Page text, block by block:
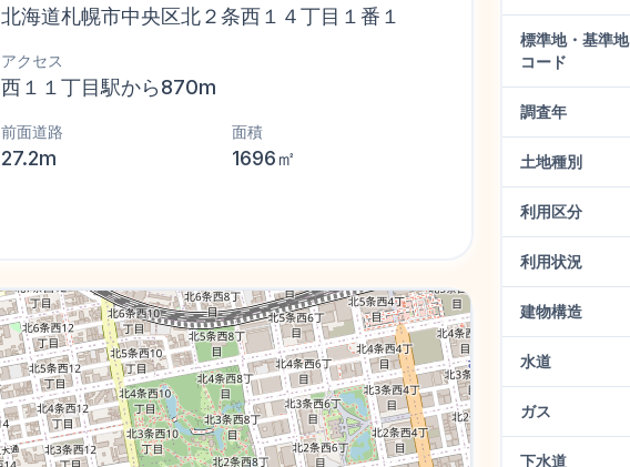
北海道札幌市中央区北２条西１４丁目１番１
アクセス
西１１丁目駅から870m
前面道路
27.2m
面積
1696㎡
標準地・基準地
コード
調査年
土地種別
利用区分
利用状況
建物構造
水道
ガス
下水道